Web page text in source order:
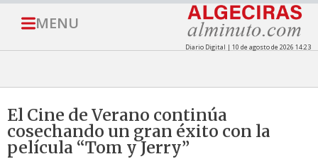
MENU
Diario Digital | 10 de agosto de 2026 14:23
El Cine de Verano continúa
cosechando un gran éxito con la
película “Tom y Jerry”